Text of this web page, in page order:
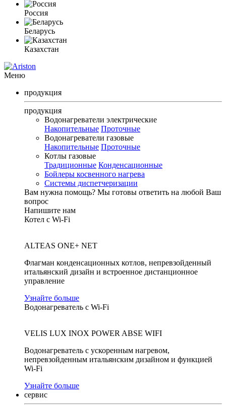
Россия
Беларусь
Казахстан
Меню
продукция
продукция
Водонагреватели электрические
Накопительные Проточные
Водонагреватели газовые
Накопительные Проточные
Котлы газовые
Традиционные Конденсационные
Бойлеры косвенного нагрева
Системы диспетчеризации
Вам нужна помощь? Мы готовы ответить на любой Ваш
вопрос
Напишите нам
Котел с Wi-Fi
ALTEAS ONE+ NET
Флагман конденсационных котлов, непревзойденный
итальянский дизайн и встроенное дистанционное
управление
Узнайте больше
Водонагреватель с Wi-Fi
VELIS LUX INOX POWER ABSE WIFI
Водонагреватель с ускоренным нагревом,
непревзойденным итальянским дизайном и функцией
Wi-Fi
Узнайте больше
сервис